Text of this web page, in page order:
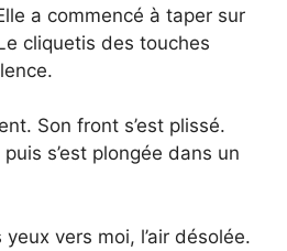
a commencé à taper sur
cliquetis des touches
Son front s’est plissé.
s’est plongée dans un
vers moi, l’air désolée.